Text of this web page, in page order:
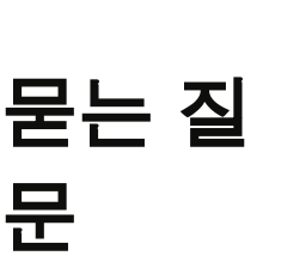
는 질
문